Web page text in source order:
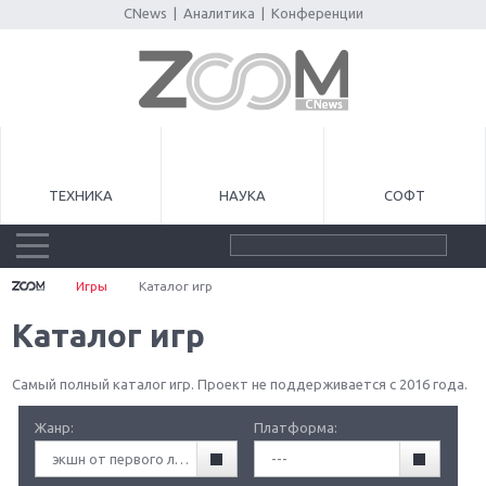
CNews Аналитика Конференции
ТЕХНИКА НАУКА СОФТ
Игры Каталог игр
Каталог игр
Самый полный каталог игр. Проект не поддерживается с 2016 года.
Жанр:
экшн от первого лица (FPA)
Платформа:
---